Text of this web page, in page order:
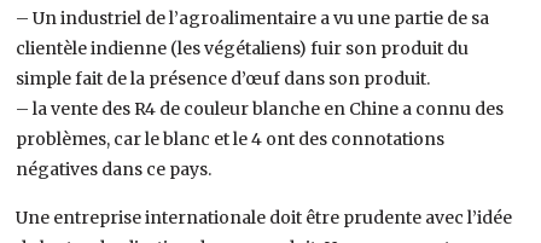
– Un industriel de l’agroalimentaire a vu une partie de sa
clientèle indienne (les végétaliens) fuir son produit du
simple fait de la présence d’œuf dans son produit.
– la vente des R4 de couleur blanche en Chine a connu des
problèmes, car le blanc et le 4 ont des connotations
négatives dans ce pays.
Une entreprise internationale doit être prudente avec l’idée